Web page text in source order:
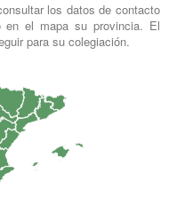
los datos de contacto
en el mapa su provincia. El
para su colegiación.